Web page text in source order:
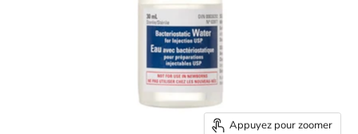
Appuyez pour zoomer